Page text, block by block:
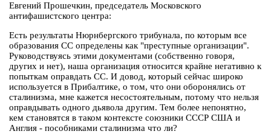
Евгений Прошечкин, председатель Московского
антифашистского центра:
Есть результаты Нюрнбергского трибунала, по которым все
образования СС определены как "преступные организации".
Руководствуясь этими документами (собственно говоря,
других и нет), наша организация относится крайне негативно к
попыткам оправдать СС. И довод, который сейчас широко
используется в Прибалтике, о том, что они оборонялись от
сталинизма, мне кажется несостоятельным, потому что нельзя
оправдывать одного дьявола другим. Тем более непонятно,
кем становятся в таком контексте союзники СССР США и
Англия - пособниками сталинизма что ли?